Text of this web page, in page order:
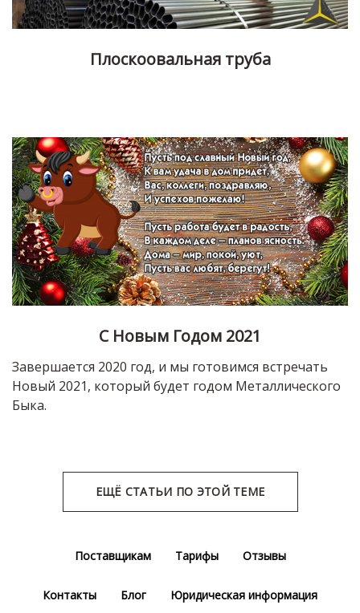
Плоскоовальная труба
С Новым Годом 2021
Завершается 2020 год, и мы готовимся встречать
Новый 2021, который будет годом Металлического
Быка.
ЕЩЁ СТАТЬИ ПО ЭТОЙ ТЕМЕ
Поставщикам Тарифы Отзывы
Контакты Блог Юридическая информация